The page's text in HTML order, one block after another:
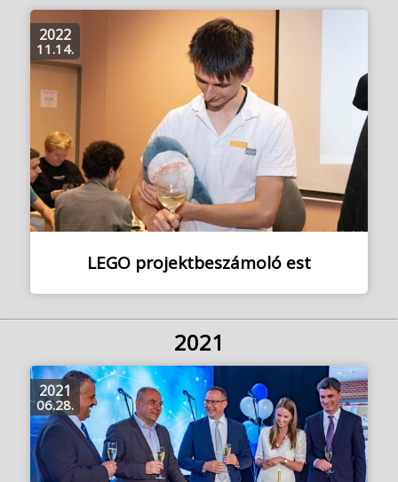
LEGO projektbeszámoló est
2022
11.14.
2021
2021
06.28.